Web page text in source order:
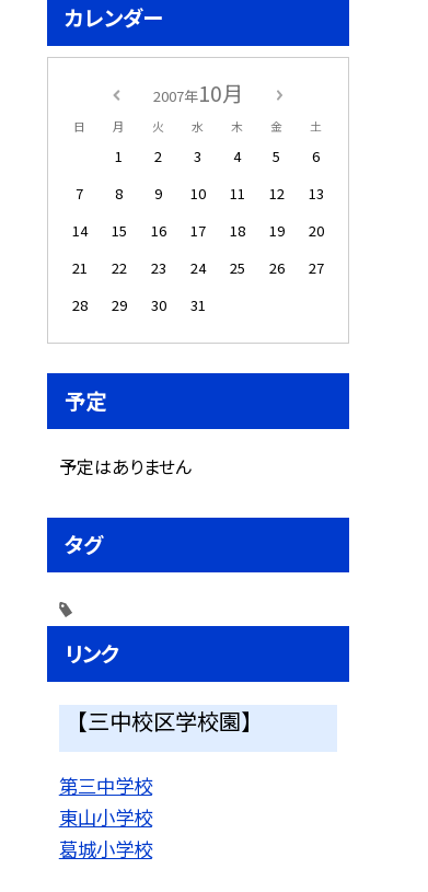
カレンダー
2007年10月
日 月 火 水 木 金 土
1 2 3 4 5
6
7
8 9 10 11 12
13
14
15 16 17 18 19
20
21
22 23 24 25 26
27
28
29 30 31
予定
予定はありません
タグ
リンク
【三中校区学校園】
第三中学校
東山小学校
葛城小学校